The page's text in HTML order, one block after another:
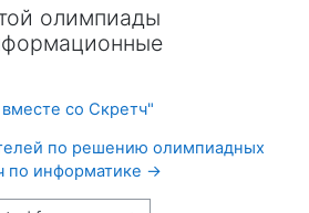
олимпиады
со Скретч"
по решению олимпиадных
по информатике →